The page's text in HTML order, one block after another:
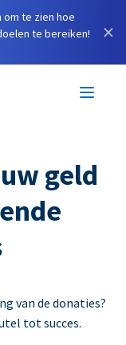
om te zien hoe
te bereiken!
×
geld
van de donaties?
tot succes.